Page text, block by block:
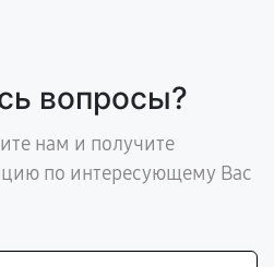
вопросы?
нам и получите
по интересующему Вас